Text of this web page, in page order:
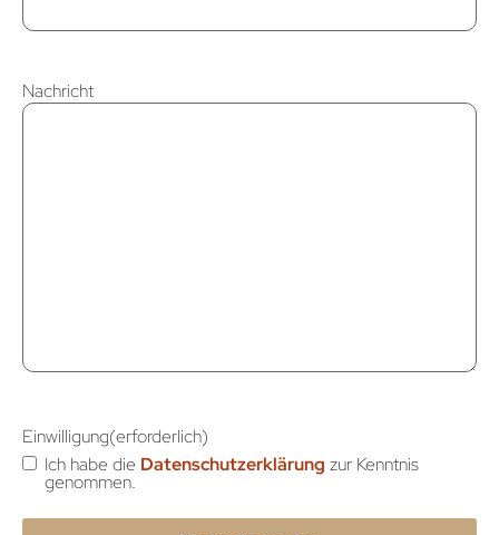
Nachricht
Einwilligung(erforderlich)
Ich habe die Datenschutzerklärung zur Kenntnis
genommen.